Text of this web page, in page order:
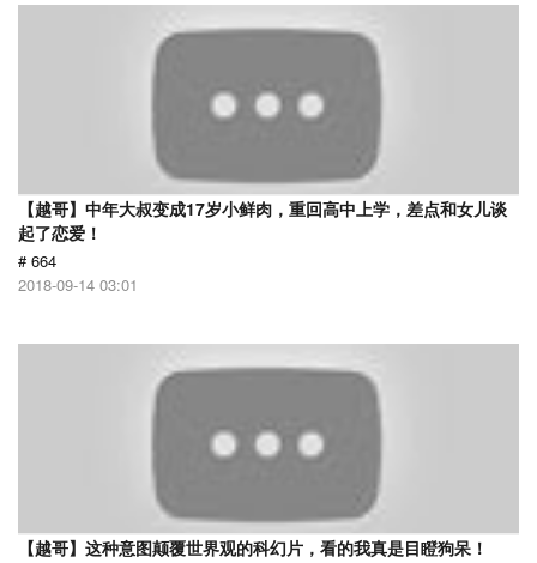
【越哥】中年大叔变成17岁小鲜肉，重回高中上学，差点和女儿谈
起了恋爱！
# 664
2018-09-14 03:01
【越哥】这种意图颠覆世界观的科幻片，看的我真是目瞪狗呆！